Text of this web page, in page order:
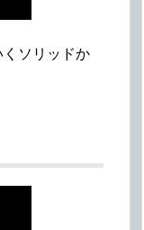
ソリッドか